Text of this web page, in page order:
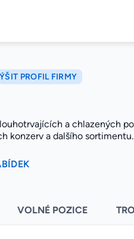
PROFIL FIRMY
a chlazených
konzerv a dalšího sortimentu.
VOLNÉ POZICE